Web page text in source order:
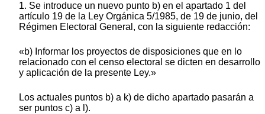
1. Se introduce un nuevo punto b) en el apartado 1 del
artículo 19 de la Ley Orgánica 5/1985, de 19 de junio, del
Régimen Electoral General, con la siguiente redacción:
«b) Informar los proyectos de disposiciones que en lo
relacionado con el censo electoral se dicten en desarrollo
y aplicación de la presente Ley.»
Los actuales puntos b) a k) de dicho apartado pasarán a
ser puntos c) a l).